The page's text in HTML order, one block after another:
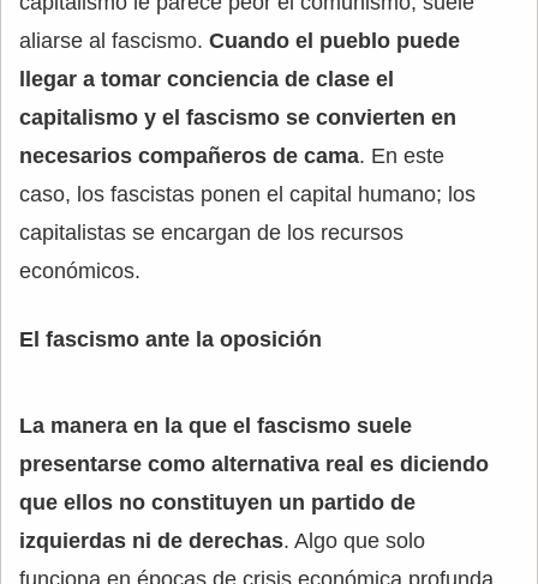
aliarse al fascismo. Cuando el pueblo puede
llegar a tomar conciencia de clase el
capitalismo y el fascismo se convierten en
necesarios compañeros de cama. En este
caso, los fascistas ponen el capital humano; los
capitalistas se encargan de los recursos
económicos.
El fascismo ante la oposición
La manera en la que el fascismo suele
presentarse como alternativa real es diciendo
que ellos no constituyen un partido de
izquierdas ni de derechas. Algo que solo
funciona en épocas de crisis económica profunda.